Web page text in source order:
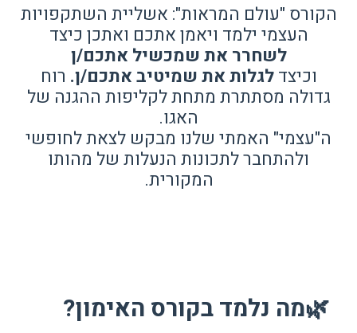
הקורס "עולם המראות": אשליית השתקפויות
העצמי ילמד ויאמן אתכם ואתכן כיצד
לשחרר את שמכשיל אתכם/ן
וכיצדלגלות את שמיטיב אתכם/ן. רוח
גדולה מסתתרת מתחת לקליפות ההגנה של
האגו.
ה"עצמי" האמתי שלנו מבקש לצאת לחופשי
ולהתחבר לתכונות הנעלות של מהותו
המקורית.
🌿מה נלמד בקורס האימון?